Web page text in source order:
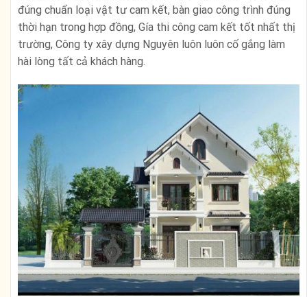
đúng chuẩn loại vật tư cam kết, bàn giao công trình đúng
thời hạn trong hợp đồng, Gía thi công cam kết tốt nhất thị
trường, Công ty xây dựng Nguyên luôn luôn cố gắng làm
hài lòng tất cả khách hàng.